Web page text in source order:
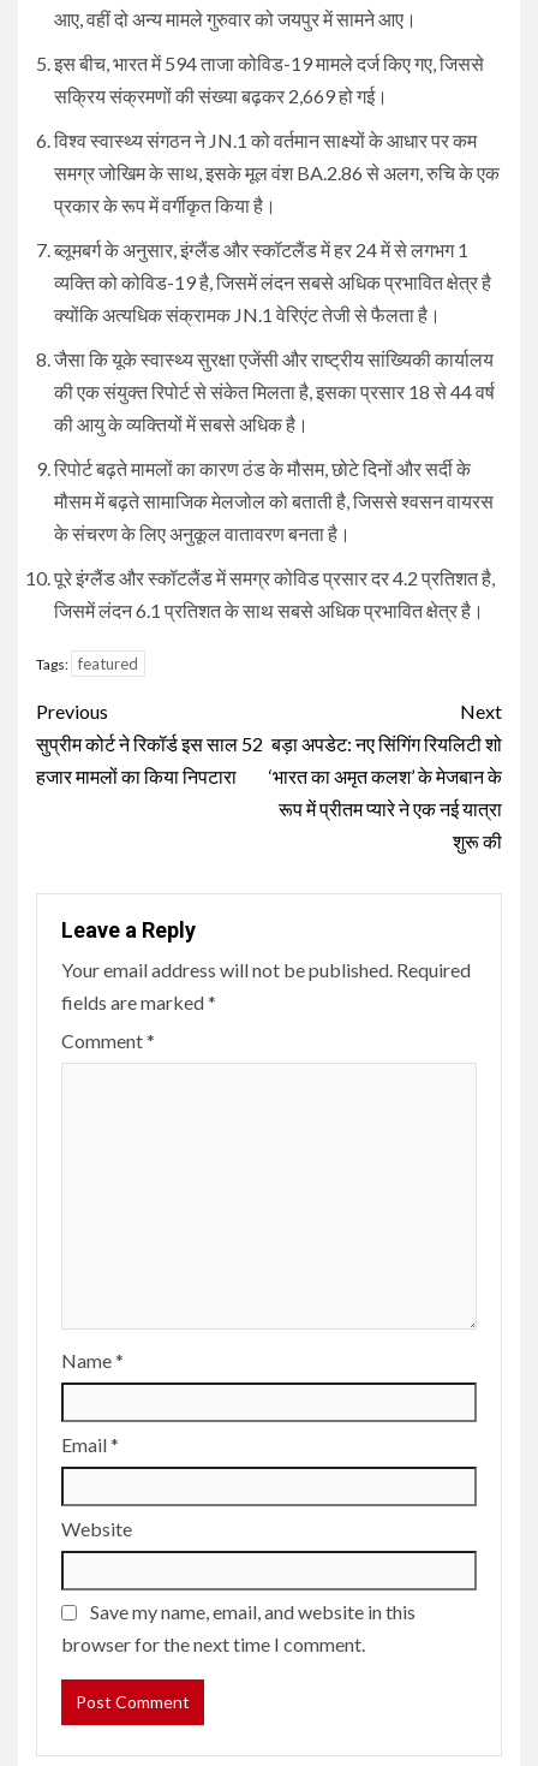
आए, वहीं दो अन्य मामले गुरुवार को जयपुर में सामने आए।
इस बीच, भारत में 594 ताजा कोविड-19 मामले दर्ज किए गए, जिससे
सक्रिय संक्रमणों की संख्या बढ़कर 2,669 हो गई।
विश्व स्वास्थ्य संगठन ने JN.1 को वर्तमान साक्ष्यों के आधार पर कम
समग्र जोखिम के साथ, इसके मूल वंश BA.2.86 से अलग, रुचि के एक
प्रकार के रूप में वर्गीकृत किया है।
ब्लूमबर्ग के अनुसार, इंग्लैंड और स्कॉटलैंड में हर 24 में से लगभग 1
व्यक्ति को कोविड-19 है, जिसमें लंदन सबसे अधिक प्रभावित क्षेत्र है
क्योंकि अत्यधिक संक्रामक JN.1 वेरिएंट तेजी से फैलता है।
जैसा कि यूके स्वास्थ्य सुरक्षा एजेंसी और राष्ट्रीय सांख्यिकी कार्यालय
की एक संयुक्त रिपोर्ट से संकेत मिलता है, इसका प्रसार 18 से 44 वर्ष
की आयु के व्यक्तियों में सबसे अधिक है।
रिपोर्ट बढ़ते मामलों का कारण ठंड के मौसम, छोटे दिनों और सर्दी के
मौसम में बढ़ते सामाजिक मेलजोल को बताती है, जिससे श्वसन वायरस
के संचरण के लिए अनुकूल वातावरण बनता है।
पूरे इंग्लैंड और स्कॉटलैंड में समग्र कोविड प्रसार दर 4.2 प्रतिशत है,
जिसमें लंदन 6.1 प्रतिशत के साथ सबसे अधिक प्रभावित क्षेत्र है।
Tags: featured
Continue
Reading
Previous
सुप्रीम कोर्ट ने रिकॉर्ड इस साल 52
हजार मामलों का किया निपटारा
Next
बड़ा अपडेट: नए सिंगिंग रियलिटी शो
‘भारत का अमृत कलश’ के मेजबान के
रूप में प्रीतम प्यारे ने एक नई यात्रा
शुरू की
Leave a Reply
Your email address will not be published. Required
fields are marked*
Comment*
Name*
Email*
Website
Save my name, email, and website in this
browser for the next time I comment.